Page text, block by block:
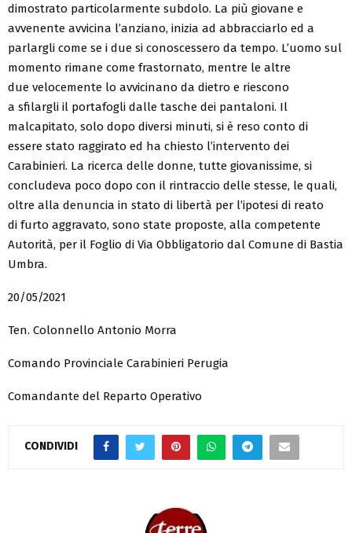
dimostrato particolarmente subdolo. La più giovane e
avvenente avvicina l’anziano, inizia ad abbracciarlo ed a
parlargli come se i due si conoscessero da tempo. L’uomo sul
momento rimane come frastornato, mentre le altre
due velocemente lo avvicinano da dietro e riescono
a sfilargli il portafogli dalle tasche dei pantaloni. Il
malcapitato, solo dopo diversi minuti, si è reso conto di
essere stato raggirato ed ha chiesto l’intervento dei
Carabinieri. La ricerca delle donne, tutte giovanissime, si
concludeva poco dopo con il rintraccio delle stesse, le quali,
oltre alla denuncia in stato di libertà per l’ipotesi di reato
di furto aggravato, sono state proposte, alla competente
Autorità, per il Foglio di Via Obbligatorio dal Comune di Bastia
Umbra.
20/05/2021
Ten. Colonnello Antonio Morra
Comando Provinciale Carabinieri Perugia
Comandante del Reparto Operativo
CONDIVIDI